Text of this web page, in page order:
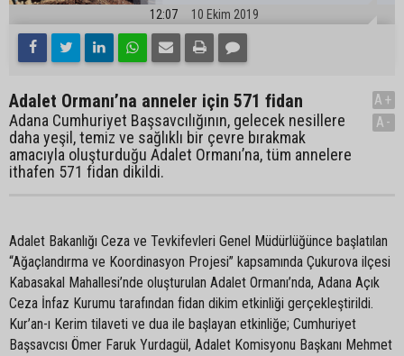
12:07 10 Ekim 2019
Adalet Ormanı’na anneler için 571 fidan
Adana Cumhuriyet Başsavcılığının, gelecek nesillere
daha yeşil, temiz ve sağlıklı bir çevre bırakmak
amacıyla oluşturduğu Adalet Ormanı’na, tüm annelere
ithafen 571 fidan dikildi.
A+
A-
Adalet Bakanlığı Ceza ve Tevkifevleri Genel Müdürlüğünce başlatılan
“Ağaçlandırma ve Koordinasyon Projesi” kapsamında Çukurova ilçesi
Kabasakal Mahallesi’nde oluşturulan Adalet Ormanı’nda, Adana Açık
Ceza İnfaz Kurumu tarafından fidan dikim etkinliği gerçekleştirildi.
Kur’an-ı Kerim tilaveti ve dua ile başlayan etkinliğe; Cumhuriyet
Başsavcısı Ömer Faruk Yurdagül, Adalet Komisyonu Başkanı Mehmet